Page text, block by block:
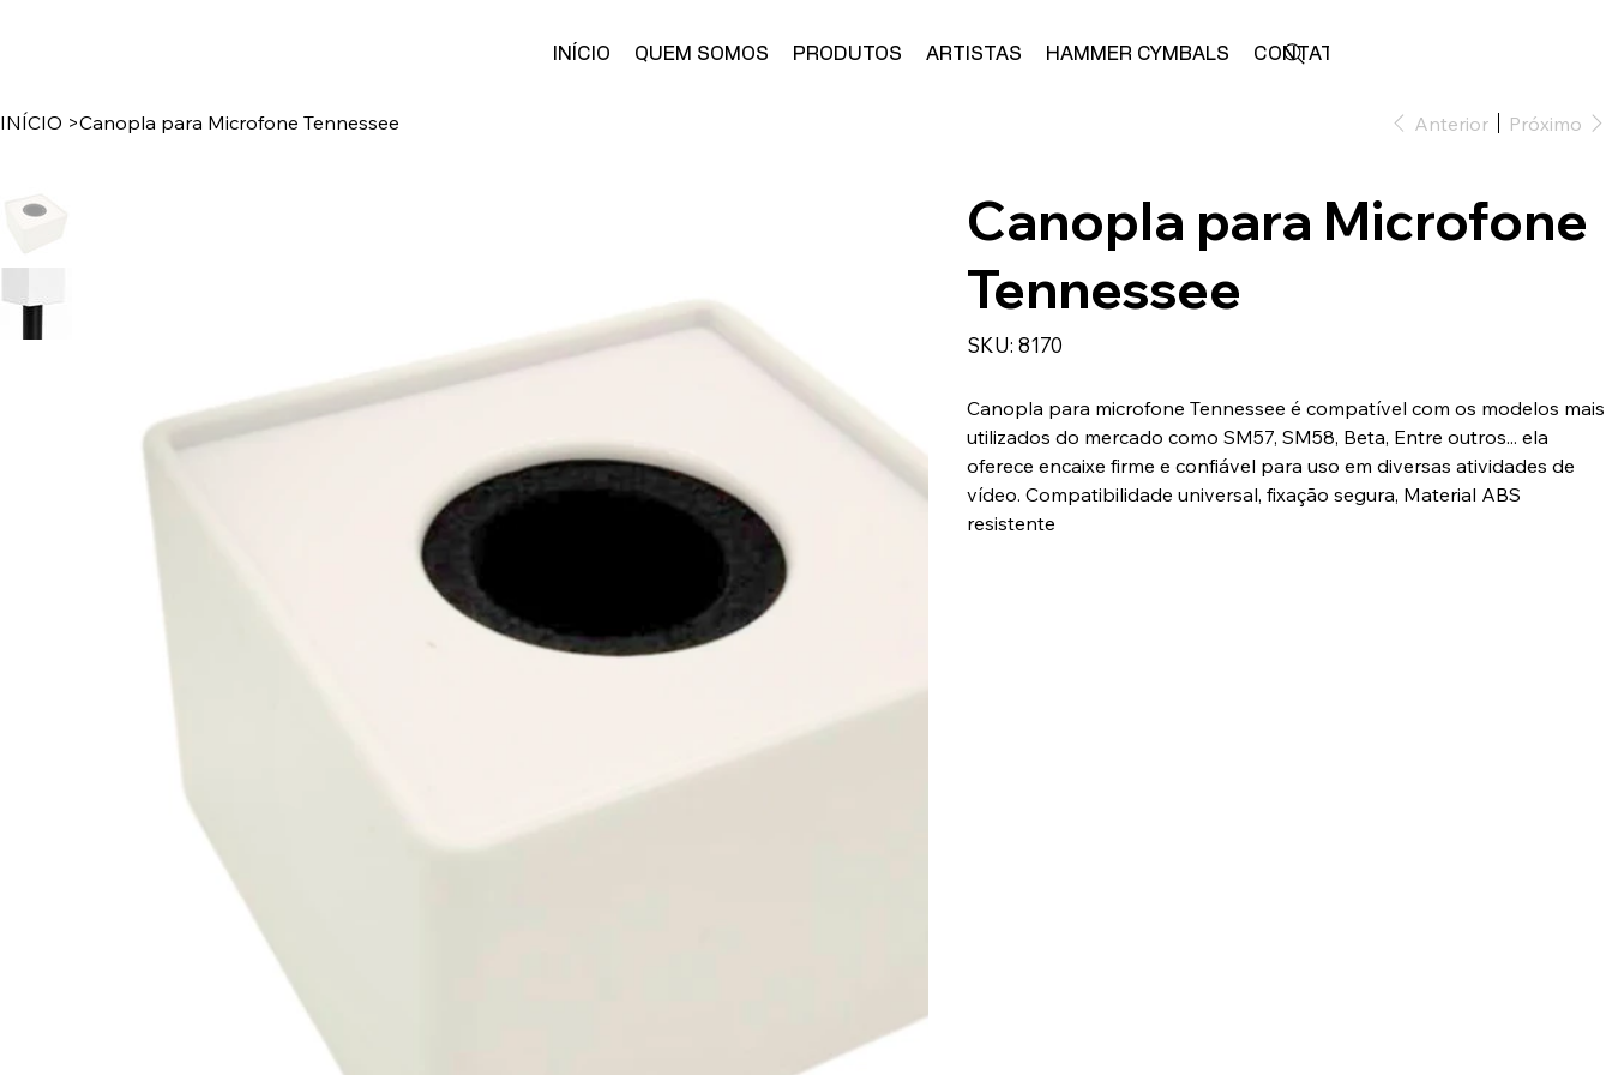
INÍCIO QUEM SOMOS PRODUTOS ARTISTAS HAMMER CYMBALS CONTATO
INÍCIO >Canopla para Microfone Tennessee Anterior Próximo
Canopla para Microfone
Tennessee
SKU: SKU
8170
8170
Canopla para microfone Tennessee é compatível com os modelos mais
utilizados do mercado como SM57, SM58, Beta, Entre outros... ela
oferece encaixe firme e confiável para uso em diversas atividades de
vídeo. Compatibilidade universal, fixação segura, Material ABS
resistente